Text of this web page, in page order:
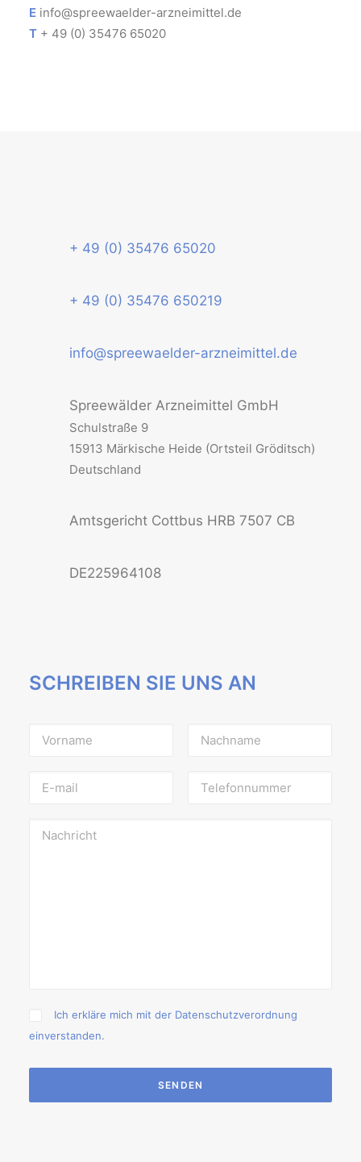
E info@spreewaelder-arzneimittel.de
T + 49 (0) 35476 65020
+ 49 (0) 35476 65020
+ 49 (0) 35476 650219
info@spreewaelder-arzneimittel.de
Spreewälder Arzneimittel GmbH
Schulstraße 9
15913 Märkische Heide (Ortsteil Gröditsch)
Deutschland
Amtsgericht Cottbus HRB 7507 CB
DE225964108
SCHREIBEN SIE UNS AN
Ich erkläre mich mitder Datenschutzverordnung
einverstanden.